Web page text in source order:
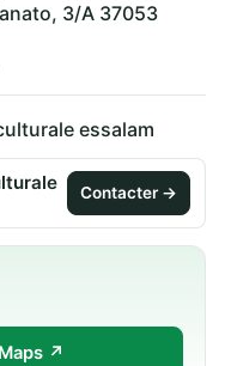
3/A 37053
essalam
Contacter →
↗